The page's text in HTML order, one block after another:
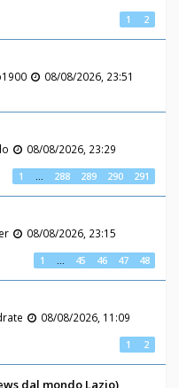
1 2
08/08/2026, 23:51
08/08/2026, 23:29
1 … 288 289 290 291
08/08/2026, 23:15
1 … 45 46 47 48
08/08/2026, 11:09
1 2
dal mondo Lazio)